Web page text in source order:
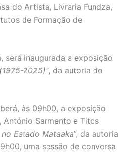
do Artista, Livraria Fundza,
de Formação de
será inaugurada a exposição
2025)”, da autoria do
às 09h00, a exposição
Sarmento e Titos
Estado Mataaka”, da autoria
uma sessão de conversa